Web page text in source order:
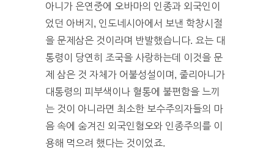
아니가 은연중에 오바마의 인종과 외국인이
었던 아버지, 인도네시아에서 보낸 학창시절
을 문제삼은 것이라며 반발했습니다. 요는 대
통령이 당연히 조국을 사랑하는데 이것을 문
제 삼은 것 자체가 어불성설이며, 줄리아니가
대통령의 피부색이나 혈통에 불편함을 느끼
는 것이 아니라면 최소한 보수주의자들의 마
음 속에 숨겨진 외국인혐오와 인종주의를 이
용해 먹으려 했다는 것이었죠.